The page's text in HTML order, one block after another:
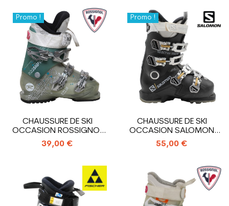
CHAUSSURE DE SKI
OCCASION ROSSIGNOL
KELIA
39,00 €
Promo !
CHAUSSURE DE SKI
OCCASION SALOMON
SELECT HV R80 W
55,00 €
Promo !